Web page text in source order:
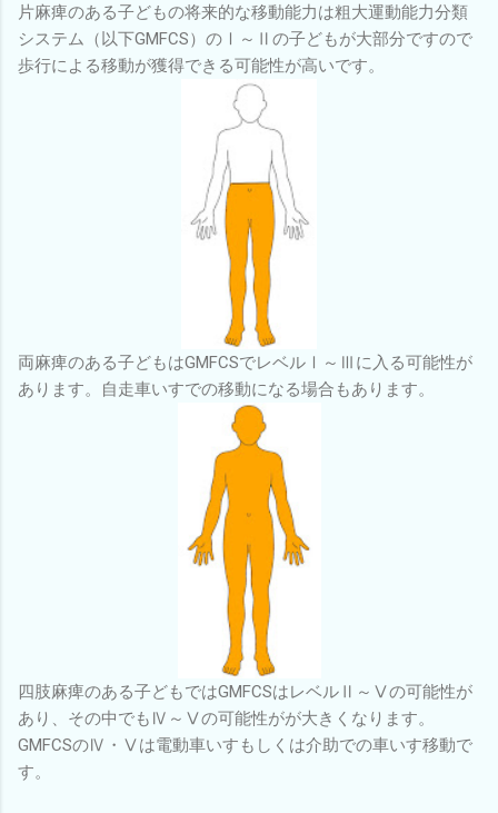
片麻痺のある子どもの将来的な移動能力は粗大運動能力分類
システム（以下GMFCS）のⅠ～Ⅱの子どもが大部分ですので
歩行による移動が獲得できる可能性が高いです。
両麻痺のある子どもはGMFCSでレベルⅠ～Ⅲに入る可能性が
あります。自走車いすでの移動になる場合もあります。
四肢麻痺のある子どもではGMFCSはレベルⅡ～Ⅴの可能性が
あり、その中でもⅣ～Ⅴの可能性がが大きくなります。
GMFCSのⅣ・Ⅴは電動車いすもしくは介助での車いす移動で
す。